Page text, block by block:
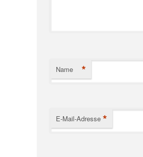
Name *
E-Mail-Adresse *